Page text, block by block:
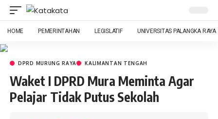
HOME PEMERINTAHAN LEGISLATIF UNIVERSITAS PALANGKA RAYA
DPRD MURUNG RAYA KALIMANTAN TENGAH
Waket I DPRD Mura Meminta Agar
Pelajar Tidak Putus Sekolah